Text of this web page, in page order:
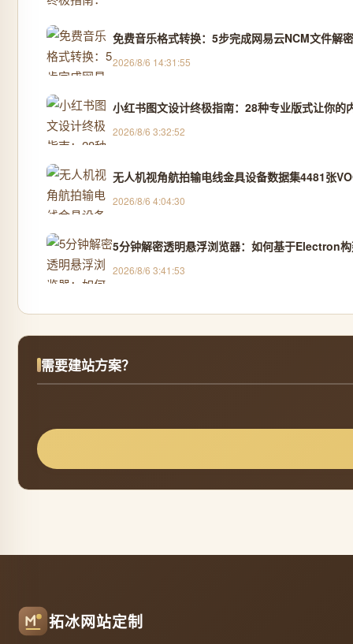
免费音乐格式转换：5步完成网易云NCM文件解
2026/8/6 14:31:55
小红书图文设计终极指南：28种专业版式让你的
2026/8/6 3:32:52
无人机视角航拍输电线金具设备数据集4481张
2026/8/6 4:04:30
5分钟解密透明悬浮浏览器：如何基于Electron
2026/8/6 3:41:53
需要建站方案？
拓冰网站定制